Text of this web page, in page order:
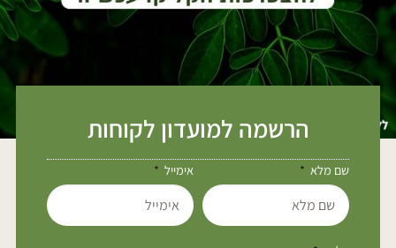
הרשמה למועדון לקוחות
שם מלא אימייל